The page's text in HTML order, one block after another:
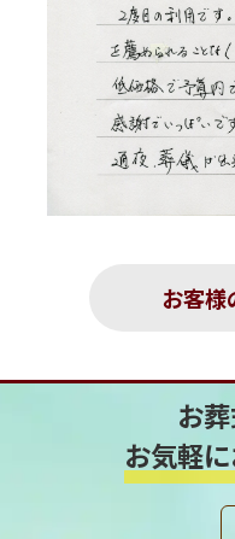
お客様
お
お気軽